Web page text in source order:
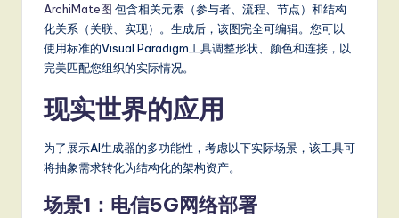
ArchiMate图 包含相关元素（参与者、流程、节点）和结构
化关系（关联、实现）。生成后，该图完全可编辑。您可以
使用标准的Visual Paradigm工具调整形状、颜色和连接，以
完美匹配您组织的实际情况。
现实世界的应用
为了展示AI生成器的多功能性，考虑以下实际场景，该工具可
将抽象需求转化为结构化的架构资产。
场景1：电信5G网络部署